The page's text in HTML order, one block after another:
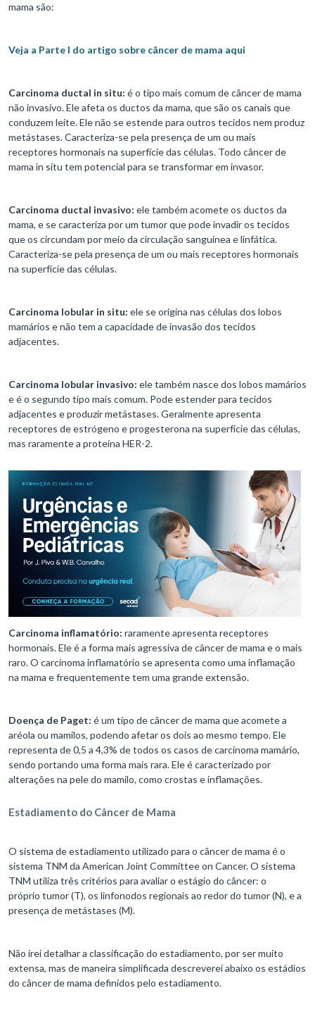
mama são:
Veja a Parte I do artigo sobre câncer de mama aqui
Carcinoma ductal in situ: é o tipo mais comum de câncer de mama
não invasivo. Ele afeta os ductos da mama, que são os canais que
conduzem leite. Ele não se estende para outros tecidos nem produz
metástases. Caracteriza-se pela presença de um ou mais
receptores hormonais na superfície das células. Todo câncer de
mama in situ tem potencial para se transformar em invasor.
Carcinoma ductal invasivo: ele também acomete os ductos da
mama, e se caracteriza por um tumor que pode invadir os tecidos
que os circundam por meio da circulação sanguínea e linfática.
Caracteriza-se pela presença de um ou mais receptores hormonais
na superfície das células.
Carcinoma lobular in situ: ele se origina nas células dos lobos
mamários e não tem a capacidade de invasão dos tecidos
adjacentes.
Carcinoma lobular invasivo: ele também nasce dos lobos mamários
e é o segundo tipo mais comum. Pode estender para tecidos
adjacentes e produzir metástases. Geralmente apresenta
receptores de estrógeno e progesterona na superfície das células,
mas raramente a proteína HER-2.
Carcinoma inflamatório: raramente apresenta receptores
hormonais. Ele é a forma mais agressiva de câncer de mama e o mais
raro. O carcinoma inflamatório se apresenta como uma inflamação
na mama e frequentemente tem uma grande extensão.
Doença de Paget: é um tipo de câncer de mama que acomete a
aréola ou mamilos, podendo afetar os dois ao mesmo tempo. Ele
representa de 0,5 a 4,3% de todos os casos de carcinoma mamário,
sendo portando uma forma mais rara. Ele é caracterizado por
alterações na pele do mamilo, como crostas e inflamações.
Estadiamento do Câncer de Mama
O sistema de estadiamento utilizado para o câncer de mama é o
sistema TNM da American Joint Committee on Cancer. O sistema
TNM utiliza três critérios para avaliar o estágio do câncer: o
próprio tumor (T), os linfonodos regionais ao redor do tumor (N), e a
presença de metástases (M).
Não irei detalhar a classificação do estadiamento, por ser muito
extensa, mas de maneira simplificada descreverei abaixo os estádios
do câncer de mama definidos pelo estadiamento.